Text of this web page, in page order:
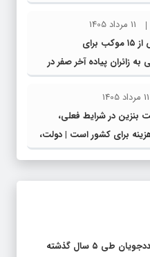
کمیسیون آموزش مجلس با
و پرورش خراسان رضوی
11 مرداد 1405
آمادگی بیش از ۱۵ موکب برای
زائران پیاده آخر صفر در
11 مرداد 1405
بنزین در شرایط فعلی،
برای کشور است | دولت،
عوامل اصلی ناترازی را